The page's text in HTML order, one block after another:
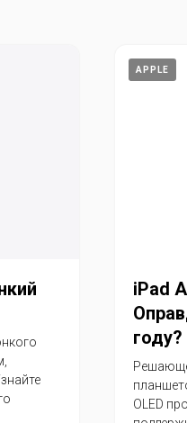
APPLE
iPad
году?
OLED